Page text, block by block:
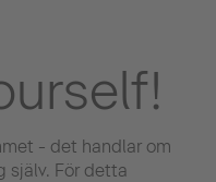
- det handlar om
själv. För detta